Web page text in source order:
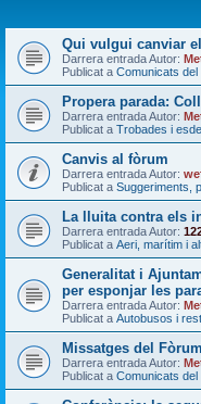
Qui vulgui canviar
Darrera entrada Autor:
Publicat a Comunicats del
Propera parada:
Darrera entrada Autor:
Publicat a Trobades i
Canvis al fòrum
Darrera entrada Autor:
Publicat a Suggeriments,
La lluita contra els
Darrera entrada Autor:
Publicat a Aeri, marítim i
Generalitat i
per esponjar les
Darrera entrada Autor:
Publicat a Autobusos i
Missatges del
Darrera entrada Autor:
Publicat a Comunicats del